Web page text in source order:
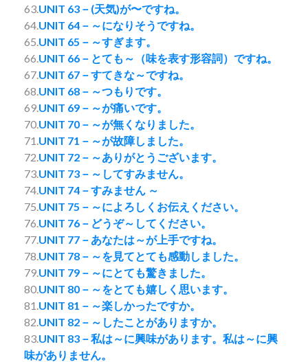
63.UNIT 63－(天気)が〜ですね。
64.UNIT 64－～になりそうですね。
65.UNIT 65－～すぎます。
66.UNIT 66－とても～（味を表す形容詞）ですね。
67.UNIT 67－すてきな～ですね。
68.UNIT 68－～つもりです。
69.UNIT 69－～が痛いです。
70.UNIT 70－～が無くなりました。
71.UNIT 71－～が故障しました。
72.UNIT 72－～ありがとうございます。
73.UNIT 73－～してすみません。
74.UNIT 74－すみません ～
75.UNIT 75－～によろしくお伝えください。
76.UNIT 76－どうぞ～してください。
77.UNIT 77－あなたは～が上手ですね。
78.UNIT 78－～を見てとても感動しました。
79.UNIT 79－～にとても驚きました。
80.UNIT 80－～をとても嬉しく思います。
81.UNIT 81－～楽しかったですか。
82.UNIT 82－～したことがありますか。
83.UNIT 83－私は～に興味があります。私は～に興
味がありません。